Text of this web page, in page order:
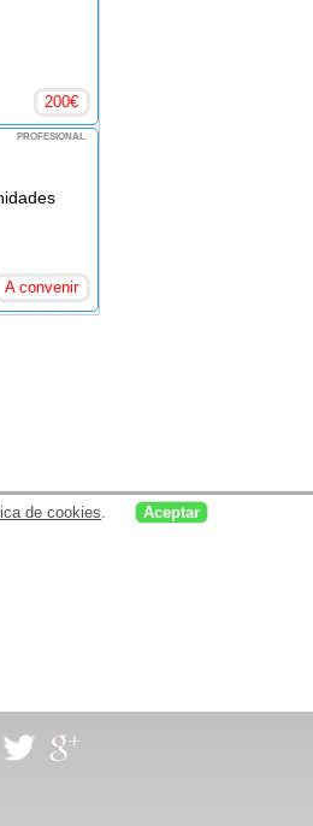
200€
PROFESIONAL
A convenir
de cookies. Aceptar